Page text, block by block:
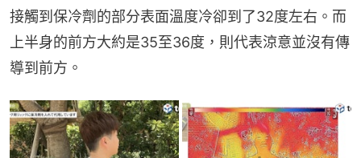
接觸到保冷劑的部分表面溫度冷卻到了32度左右。而
上半身的前方大約是35至36度，則代表涼意並沒有傳
導到前方。